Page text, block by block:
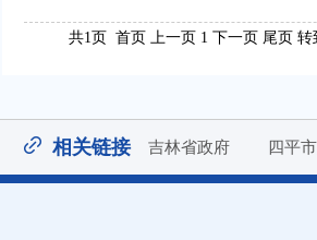
共1页 首页 上一页 1 下一页 尾页 转
相关链接 吉林省政府 四平